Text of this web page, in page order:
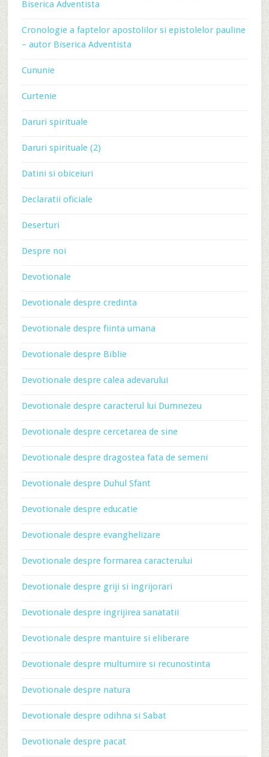
Biserica Adventista
Cronologie a faptelor apostolilor si epistolelor pauline
– autor Biserica Adventista
Cununie
Curtenie
Daruri spirituale
Daruri spirituale (2)
Datini si obiceiuri
Declaratii oficiale
Deserturi
Despre noi
Devotionale
Devotionale despre credinta
Devotionale despre fiinta umana
Devotionale despre Biblie
Devotionale despre calea adevarului
Devotionale despre caracterul lui Dumnezeu
Devotionale despre cercetarea de sine
Devotionale despre dragostea fata de semeni
Devotionale despre Duhul Sfant
Devotionale despre educatie
Devotionale despre evanghelizare
Devotionale despre formarea caracterului
Devotionale despre griji si ingrijorari
Devotionale despre ingrijirea sanatatii
Devotionale despre mantuire si eliberare
Devotionale despre multumire si recunostinta
Devotionale despre natura
Devotionale despre odihna si Sabat
Devotionale despre pacat